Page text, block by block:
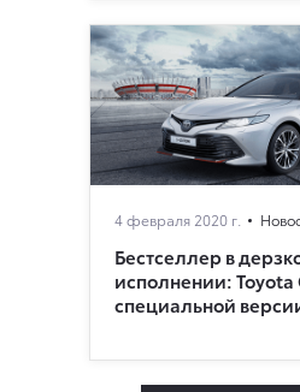
4 февраля 2020 г.
Бестселлер в
исполнении: Toyota
специальной